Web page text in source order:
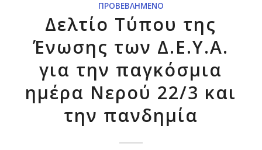
ΠΡΟΒΕΒΛΗΜΈΝΟ
Δελτίο Τύπου της
Ένωσης των Δ.Ε.Υ.Α.
για την παγκόσμια
ημέρα Νερού 22/3 και
την πανδημία